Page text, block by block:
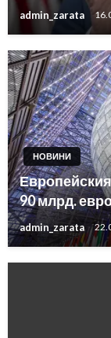
admin_zarata
НОВИНИ
90 млрд.
admin_zarata